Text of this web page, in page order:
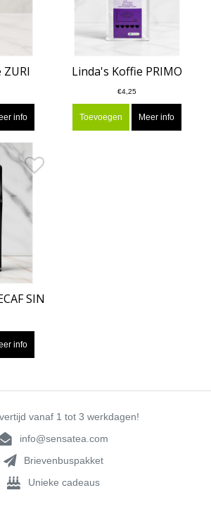
info
Linda's Koffie PRIMO
€4,25
Toevoegen Meer info
SIN
info
vanaf 1 tot 3 werkdagen!
info@sensatea.com
Brievenbuspakket
Unieke cadeaus